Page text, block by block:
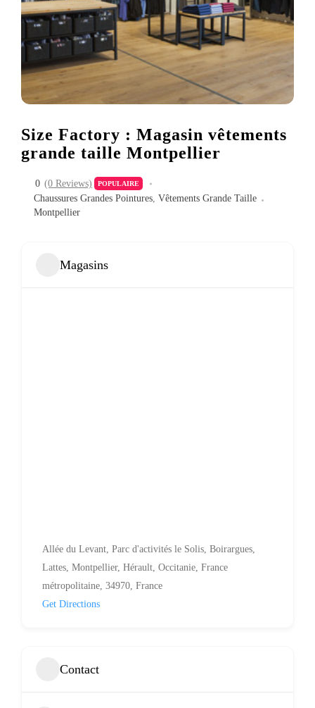
Size Factory : Magasin vêtements
grande taille Montpellier
0 (0 Reviews) POPULAIRE
Chaussures Grandes Pointures, Vêtements Grande Taille
Montpellier
Magasins
Allée du Levant, Parc d'activités le Solis, Boirargues,
Lattes, Montpellier, Hérault, Occitanie, France
métropolitaine, 34970, France
Get Directions
Contact